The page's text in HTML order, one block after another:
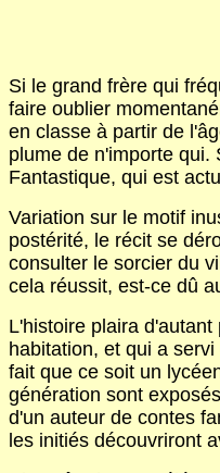
Si le grand frère qui
faire oublier
en classe à partir de
plume de n'importe qui.
Fantastique, qui est
Variation sur le motif
postérité, le récit se
consulter le sorcier du
cela réussit, est-ce dû
L'histoire plaira
habitation, et qui a
fait que ce soit un
génération sont
d'un auteur de contes
les initiés découvriront